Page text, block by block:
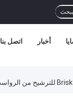
يبحث
اتصل بنا أخبار